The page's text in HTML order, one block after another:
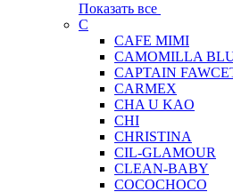
Показать все
C
CAFE MIMI
CAMOMILLA
CAPTAIN
CARMEX
CHA U KAO
CHI
CHRISTINA
CIL-GLAMOUR
CLEAN-BABY
COCOCHOCO